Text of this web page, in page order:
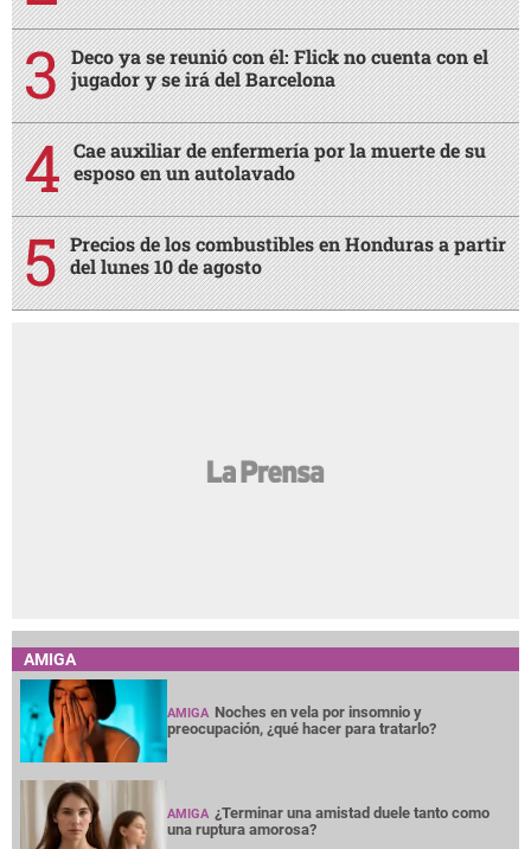
Deco ya se reunió con él: Flick no cuenta con el
jugador y se irá del Barcelona
Cae auxiliar de enfermería por la muerte de su
esposo en un autolavado
Precios de los combustibles en Honduras a partir
del lunes 10 de agosto
AMIGA
AMIGA Noches en vela por insomnio y
preocupación, ¿qué hacer para tratarlo?
AMIGA ¿Terminar una amistad duele tanto como
una ruptura amorosa?